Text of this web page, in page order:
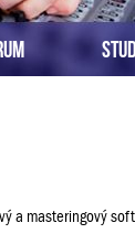
a masteringový